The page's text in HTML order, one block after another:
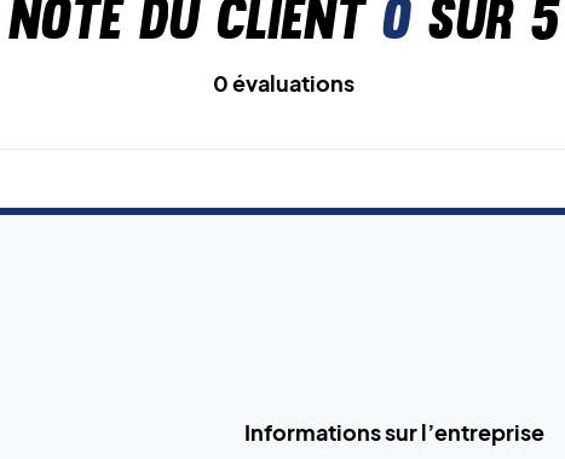
Note du client 0sur 5
0 évaluations
Informations sur l’entreprise